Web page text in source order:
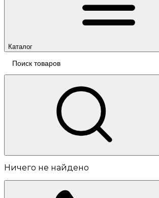
Каталог
Ничего не найдено